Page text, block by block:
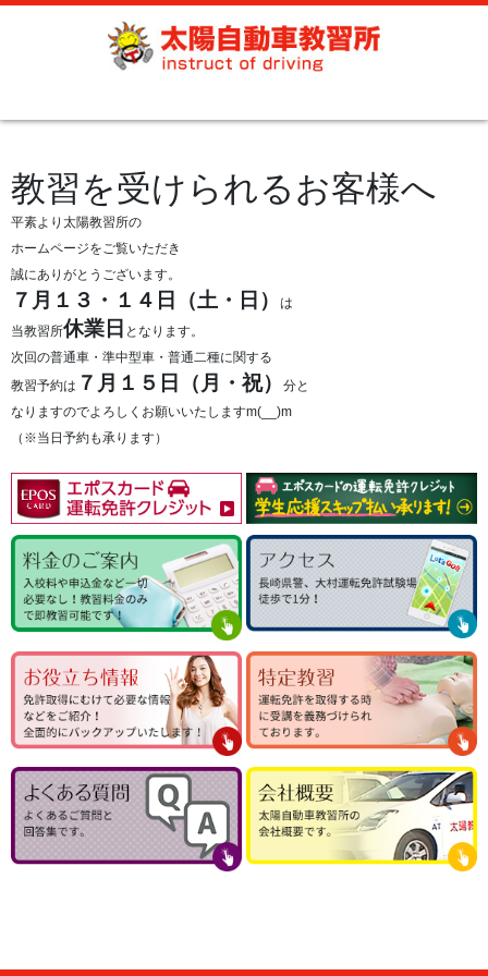
教習を受けられるお客様へ
平素より太陽教習所の
ホームページをご覧いただき
誠にありがとうございます。
７月１３・１４日（土・日）
は
当教習所休業日 となります。
次回の普通車・準中型車・普通二種に関する
教習予約は ７月１５日（月・祝）
分と
なりますのでよろしくお願いいたしますm(__)m
（※当日予約も承ります）